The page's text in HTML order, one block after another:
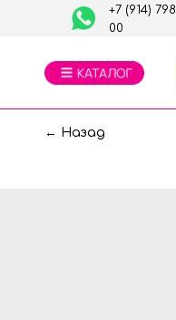
+7 (914)
00
← Назад